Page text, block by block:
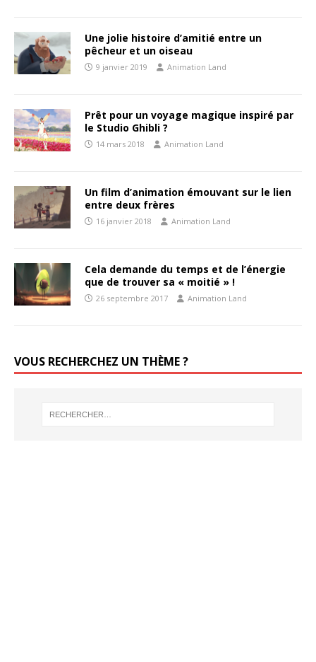
Une jolie histoire d’amitié entre un
pêcheur et un oiseau
9 janvier 2019 Animation Land
Prêt pour un voyage magique inspiré par
le Studio Ghibli ?
14 mars 2018 Animation Land
Un film d’animation émouvant sur le lien
entre deux frères
16 janvier 2018 Animation Land
Cela demande du temps et de l’énergie
que de trouver sa « moitié » !
26 septembre 2017 Animation Land
VOUS RECHERCHEZ UN THÈME ?